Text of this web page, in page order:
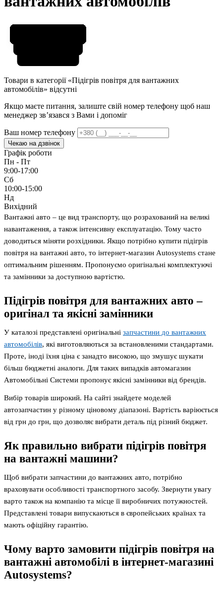
Товари в категорії «Підігрів повітря для вантажних
автомобілів» відсутні
Якщо маєте питання, залиште свій номер телефону щоб наш
менеджер звʼязався з Вами і допоміг
Ваш номер телефону
Чекаю на дзвінок
Графік роботи
Пн - Пт
9:00-17:00
Сб
10:00-15:00
Нд
Вихідний
Вантажні авто – це вид транспорту, що розрахований на великі
навантаження, а також інтенсивну експлуатацію. Тому часто
доводиться міняти розхідники. Якщо потрібно купити підігрів
повітря на вантажні авто, то інтернет-магазин Autosystems стане
оптимальним рішенням. Пропонуємо оригінальні комплектуючі
та замінники за доступною вартістю.
Підігрів повітря для вантажних авто –
оригінал та якісні замінники
У каталозі представлені оригінальні запчастини до вантажних
автомобілів, які виготовляються за встановленими стандартами.
Проте, іноді їхня ціна є занадто високою, що змушує шукати
більш бюджетні аналоги. Для таких випадків автомагазин
Автомобільні Системи пропонує якісні замінники від брендів.
Вибір товарів широкий. На сайті знайдете моделей
автозапчастин у різному ціновому діапазоні. Вартість варіюється
від грн до грн, що дозволяє вибрати деталь під різний бюджет.
Як правильно вибрати підігрів повітря
на вантажні машини?
Щоб вибрати запчастини до вантажних авто, потрібно
враховувати особливості транспортного засобу. Звернути увагу
варто також на компанію та місце її виробничих потужностей.
Представлені товари випускаються в європейських країнах та
мають офіційну гарантію.
Чому варто замовити підігрів повітря на
вантажні автомобілі в інтернет-магазині
Autosystems?